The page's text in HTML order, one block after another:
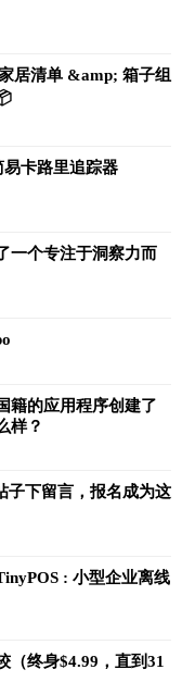
居清单 &amp; 箱子组
卡路里追踪器
一个专注于洞察力而
籍的应用程序创建了
样？
子下留言，报名成为这
: 小型企业离线
（终身$4.99，直到31